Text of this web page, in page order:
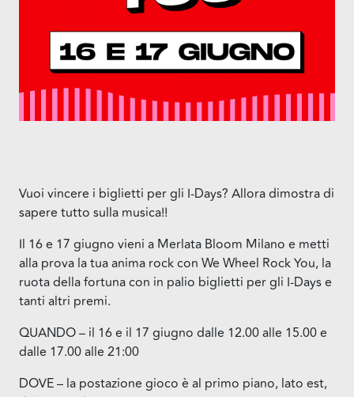
Vuoi vincere i biglietti per gli I-Days? Allora dimostra di
sapere tutto sulla musica!!
Il 16 e 17 giugno vieni a Merlata Bloom Milano e metti
alla prova la tua anima rock con We Wheel Rock You, la
ruota della fortuna con in palio biglietti per gli I-Days e
tanti altri premi.
QUANDO – il 16 e il 17 giugno dalle 12.00 alle 15.00 e
dalle 17.00 alle 21:00
DOVE – la postazione gioco è al primo piano, lato est,